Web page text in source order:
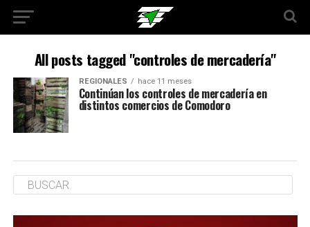
All posts tagged "controles de mercadería"
REGIONALES hace 11 meses
Continúan los controles de mercadería en
distintos comercios de Comodoro